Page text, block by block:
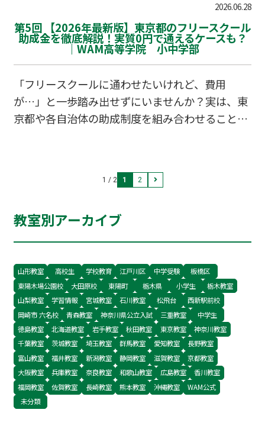
拓いている生徒はたくさんいます。あきらめる前
に知っておきたい、今の進学事情と対策について
お伝えします。
2026.06.28
第5回 【2026年最新版】東京都のフリースクール
助成金を徹底解説！実質0円で通えるケースも？
｜WAM高等学院 小中学部
「フリースクールに通わせたいけれど、費用
が…」と一歩踏み出せずにいませんか？実は、東
京都や各自治体の助成制度を組み合わせること
安心して通える方法をお伝えします。
1 / 2 1 2
教室別アーカイブ
山形教室 高校生 学校教育 江戸川区 中学受験
板橋区
東陽木場公園校
大田原校 東陽町 栃木県 小学生
栃木教室
山梨教室
学習情報 宮城教室 石川教室 松飛台
西新駅前校
岡崎市 六名校
青森教室 神奈川県公立入試 三重教室
中学生
徳島教室
北海道教室 岩手教室 秋田教室 東京教室
神奈川教室
千葉教室
茨城教室 埼玉教室 群馬教室 愛知教室
長野教室
富山教室
福井教室 新潟教室 静岡教室 滋賀教室
京都教室
大阪教室
兵庫教室 奈良教室 和歌山教室 広島教室
香川教室
福岡教室
佐賀教室 長崎教室 熊本教室 沖縄教室
WAM公式
未分類